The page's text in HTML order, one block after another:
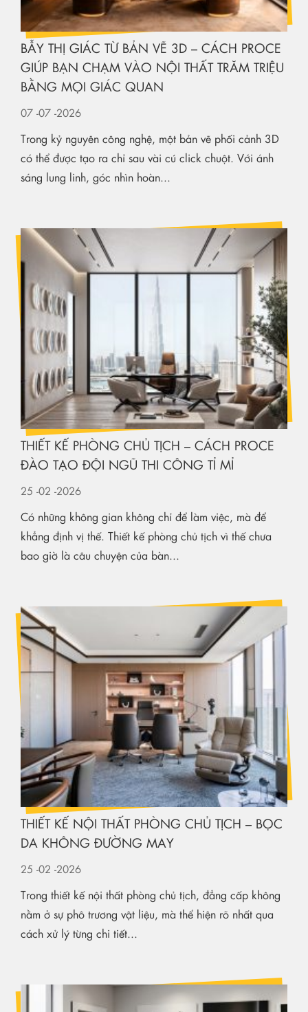
BẪY THỊ GIÁC TỪ BẢN VẼ 3D – CÁCH PROCE
GIÚP BẠN CHẠM VÀO NỘI THẤT TRĂM TRIỆU
BẰNG MỌI GIÁC QUAN
07 -07 -2026
Trong kỷ nguyên công nghệ, một bản vẽ phối cảnh 3D
có thể được tạo ra chỉ sau vài cú click chuột. Với ánh
sáng lung linh, góc nhìn hoàn...
THIẾT KẾ PHÒNG CHỦ TỊCH – CÁCH PROCE
ĐÀO TẠO ĐỘI NGŨ THI CÔNG TỈ MỈ
25 -02 -2026
Có những không gian không chỉ để làm việc, mà để
khẳng định vị thế. Thiết kế phòng chủ tịch vì thế chưa
bao giờ là câu chuyện của bàn...
THIẾT KẾ NỘI THẤT PHÒNG CHỦ TỊCH – BỌC
DA KHÔNG ĐƯỜNG MAY
25 -02 -2026
Trong thiết kế nội thất phòng chủ tịch, đẳng cấp không
nằm ở sự phô trương vật liệu, mà thể hiện rõ nhất qua
cách xử lý từng chi tiết...